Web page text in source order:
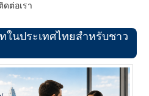
ดต่อเรา
ในประเทศไทยสำหรับชาว